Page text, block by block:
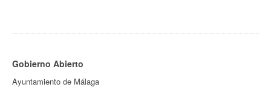
Gobierno Abierto
Ayuntamiento de Málaga